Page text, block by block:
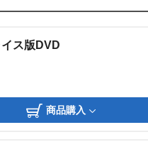
ス版DVD
商品購入